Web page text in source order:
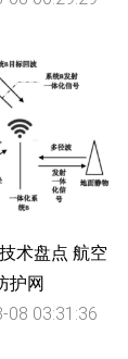
术盘点 航空
护网
08 03:31:36